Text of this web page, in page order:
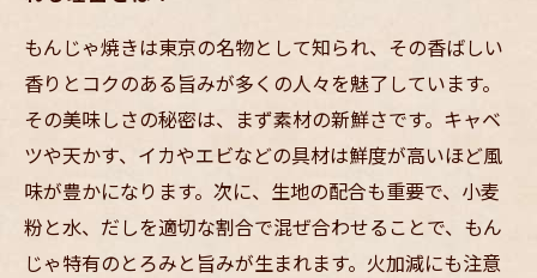
もんじゃ焼きは東京の名物として知られ、その香ばしい
香りとコクのある旨みが多くの人々を魅了しています。
その美味しさの秘密は、まず素材の新鮮さです。キャベ
ツや天かす、イカやエビなどの具材は鮮度が高いほど風
味が豊かになります。次に、生地の配合も重要で、小麦
粉と水、だしを適切な割合で混ぜ合わせることで、もん
じゃ特有のとろみと旨みが生まれます。火加減にも注意